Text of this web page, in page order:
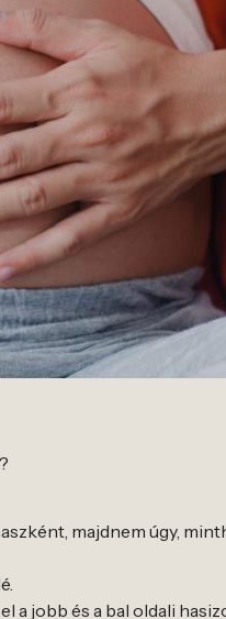
majdnem úgy,
a jobb és a bal oldali